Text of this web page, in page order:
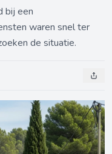
bij een
waren snel ter
de situatie.